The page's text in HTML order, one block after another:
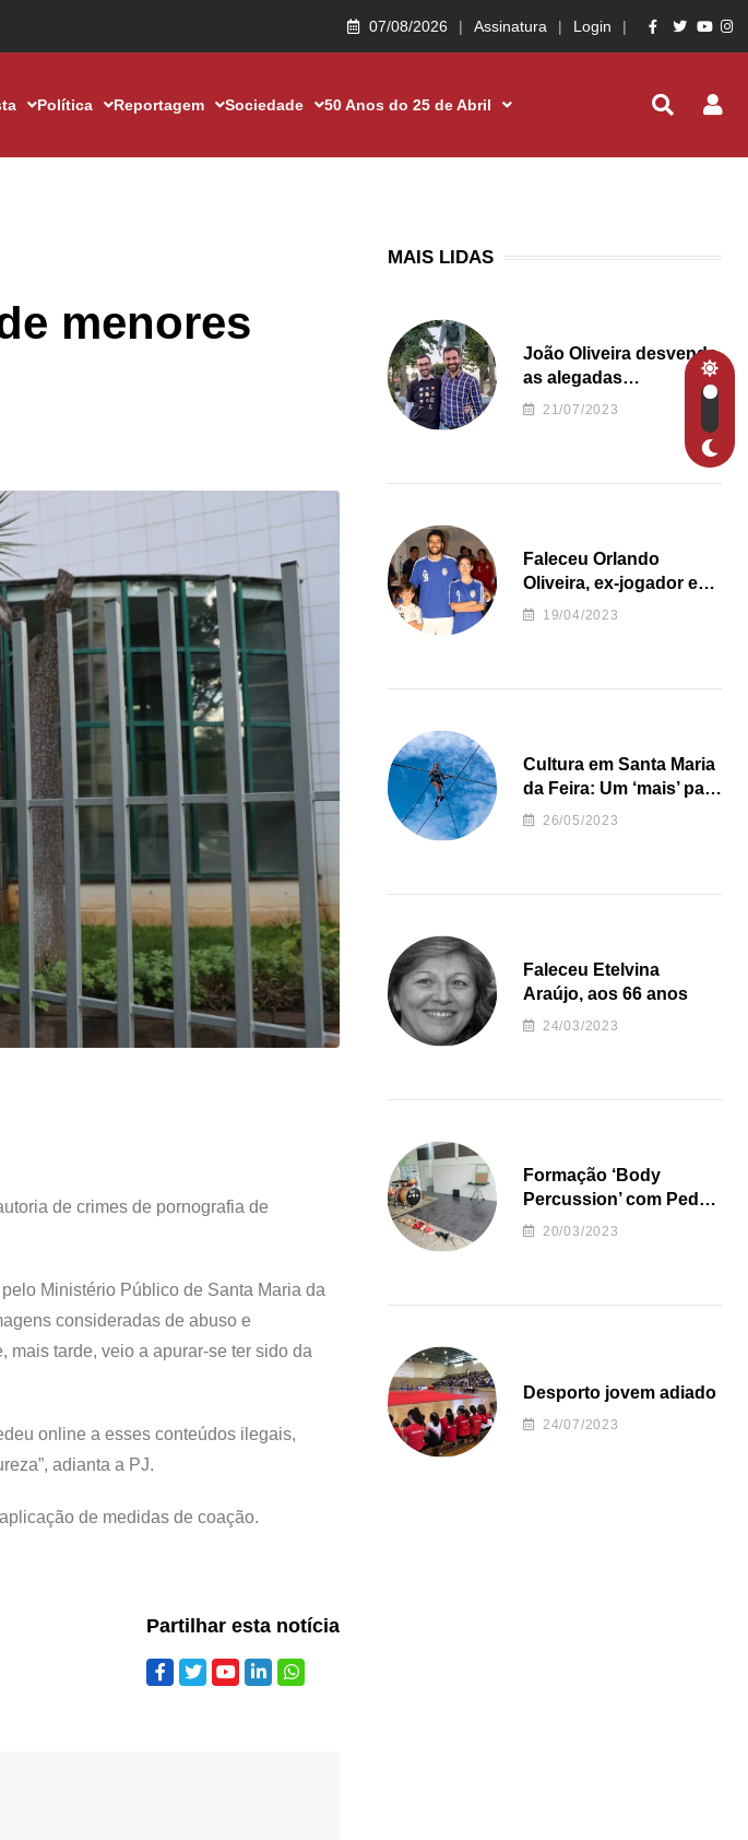
07/08/2026 Assinatura Login
Política Reportagem Sociedade 50 Anos do 25 de Abril
menores
de crimes de pornografia de
Ministério Público de Santa Maria da
consideradas de abuso e
mais tarde, veio a apurar-se ter sido da
online a esses conteúdos ilegais,
adianta a PJ.
de medidas de coação.
Partilhar esta notícia
MAIS LIDAS
João Oliveira desvenda
as alegadas
irregularidades da
Junta de Freguesia S.
21/07/2023
Faleceu Orlando
Oliveira, ex-jogador e
treinador da formação
19/04/2023
Cultura em Santa Maria
da Feira: Um ‘mais’ para
o Concelho
26/05/2023
Faleceu Etelvina
Araújo, aos 66 anos
24/03/2023
Formação ‘Body
Percussion’ com Pedro
Almeida
20/03/2023
Desporto jovem adiado
24/07/2023